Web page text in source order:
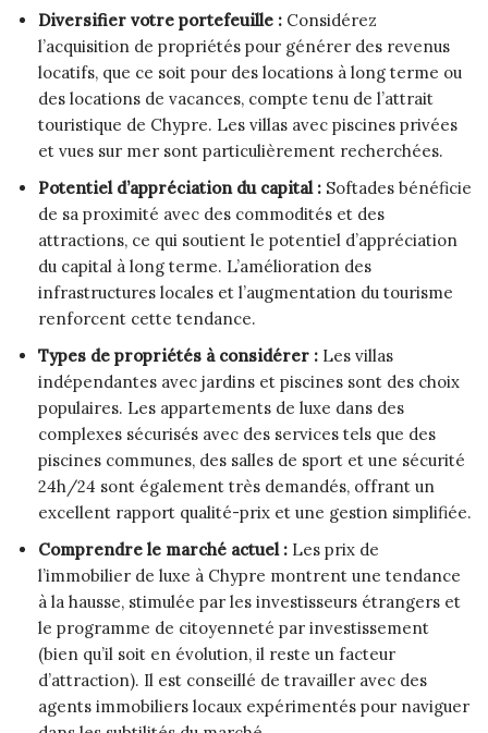
Diversifier votre portefeuille : Considérez
l’acquisition de propriétés pour générer des revenus
locatifs, que ce soit pour des locations à long terme ou
des locations de vacances, compte tenu de l’attrait
touristique de Chypre. Les villas avec piscines privées
et vues sur mer sont particulièrement recherchées.
Potentiel d’appréciation du capital : Softades bénéficie
de sa proximité avec des commodités et des
attractions, ce qui soutient le potentiel d’appréciation
du capital à long terme. L’amélioration des
infrastructures locales et l’augmentation du tourisme
renforcent cette tendance.
Types de propriétés à considérer : Les villas
indépendantes avec jardins et piscines sont des choix
populaires. Les appartements de luxe dans des
complexes sécurisés avec des services tels que des
piscines communes, des salles de sport et une sécurité
24h/24 sont également très demandés, offrant un
excellent rapport qualité-prix et une gestion simplifiée.
Comprendre le marché actuel : Les prix de
l’immobilier de luxe à Chypre montrent une tendance
à la hausse, stimulée par les investisseurs étrangers et
le programme de citoyenneté par investissement
(bien qu’il soit en évolution, il reste un facteur
d’attraction). Il est conseillé de travailler avec des
agents immobiliers locaux expérimentés pour naviguer